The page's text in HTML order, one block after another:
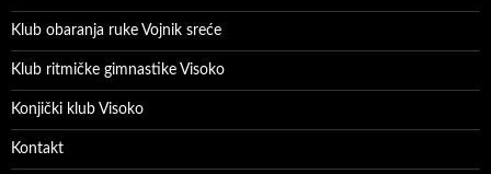
Klub obaranja ruke Vojnik sreće
Klub ritmičke gimnastike Visoko
Konjički klub Visoko
Kontakt